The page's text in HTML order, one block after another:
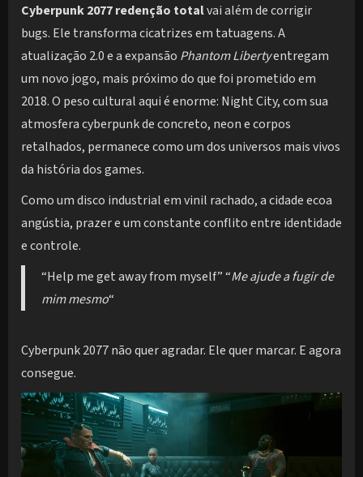
Cyberpunk 2077 redenção totalvai além de corrigir
bugs. Ele transforma cicatrizes em tatuagens. A
atualização 2.0 e a expansão Phantom Libertyentregam
um novo jogo, mais próximo do que foi prometido em
2018. O peso cultural aqui é enorme: Night City, com sua
atmosfera cyberpunk de concreto, neon e corpos
retalhados, permanece como um dos universos mais vivos
da história dos games.
Como um disco industrial em vinil rachado, a cidade ecoa
angústia, prazer e um constante conflito entre identidade
e controle.
“Help me get away from myself” “Me ajude a fugir de
mim mesmo“
Cyberpunk 2077 não quer agradar. Ele quer marcar. E agora
consegue.